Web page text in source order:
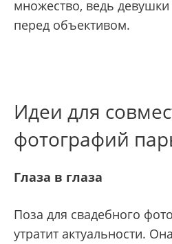
множество, ведь девушки
перед объективом.
Идеи для
фотографий
Глаза в глаза
Поза для свадебного
утратит актуальности.